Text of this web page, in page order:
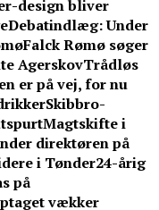
design bliver
Debatindlæg: Under
Falck Rømø søger
AgerskovTrådløs
er på vej, for nu
Skibbro-
Magtskifte i
direktøren på
i Tønder24-årig
på
vækker